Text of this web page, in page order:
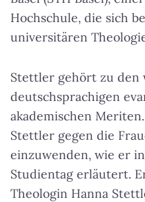
Hochschule, die sich
universitären
Stettler gehört zu den
deutschsprachigen
akademischen
Stettler gegen die
einzuwenden, wie er
Studientag erläutert.
Theologin Hanna